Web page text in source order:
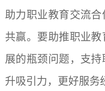
助力职业教育交流
共赢。要助推职业
展的瓶颈问题，支
升吸引力，更好服务